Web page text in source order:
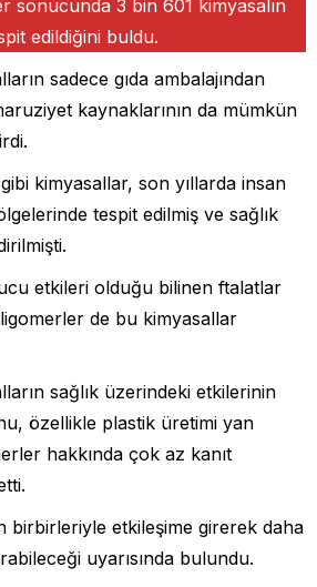
sonucunda 3 bin 601 kimyasalın
edildiğini buldu.
sadece gıda ambalajından
kaynaklarının da mümkün
kimyasallar, son yıllarda insan
tespit edilmiş ve sağlık
etkileri olduğu bilinen ftalatlar
de bu kimyasallar
sağlık üzerindeki etkilerinin
özellikle plastik üretimi yan
hakkında çok az kanıt
birbirleriyle etkileşime girerek daha
uyarısında bulundu.